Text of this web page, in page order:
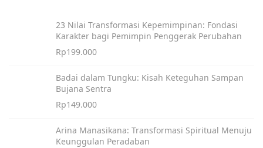
23 Nilai Transformasi Kepemimpinan: Fondasi
Karakter bagi Pemimpin Penggerak Perubahan
Rp199.000
Badai dalam Tungku: Kisah Keteguhan Sampan
Bujana Sentra
Rp149.000
Arina Manasikana: Transformasi Spiritual Menuju
Keunggulan Peradaban